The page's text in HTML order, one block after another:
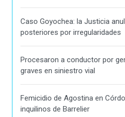
Caso Goyochea: la Justicia
posteriores por irregularidades
Procesaron a conductor por
graves en siniestro vial
Femicidio de Agostina en
inquilinos de Barrelier